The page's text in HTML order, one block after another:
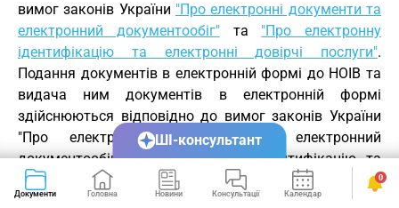
вимог законів України "Про електронні документи та
електронний документообіг"та "Про електронну
ідентифікацію та електронні довірчі послуги".
Подання документів в електронній формі до НОІВ та
видача ним документів в електронній формі
здійснюються відповідно до вимог законів України
"Про електронні документи та електронний
документообіг", "Про електронну ідентифікацію та
електронні довірчі послуги", цього Закону та правил,
встановлених центральним органом виконавчої
Документи Головна Новини Консультації Календар Сервіси
0
ШІ-консультант